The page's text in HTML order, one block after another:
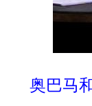
奥巴马